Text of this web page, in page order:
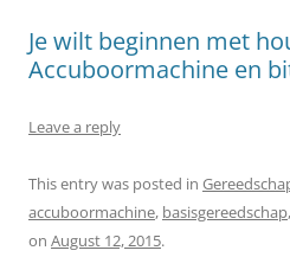
Je wilt beginnen met
Accuboormachine en
Leave a reply
This entry was posted in
accuboormachine, basisgereedschap,
on August 12, 2015.